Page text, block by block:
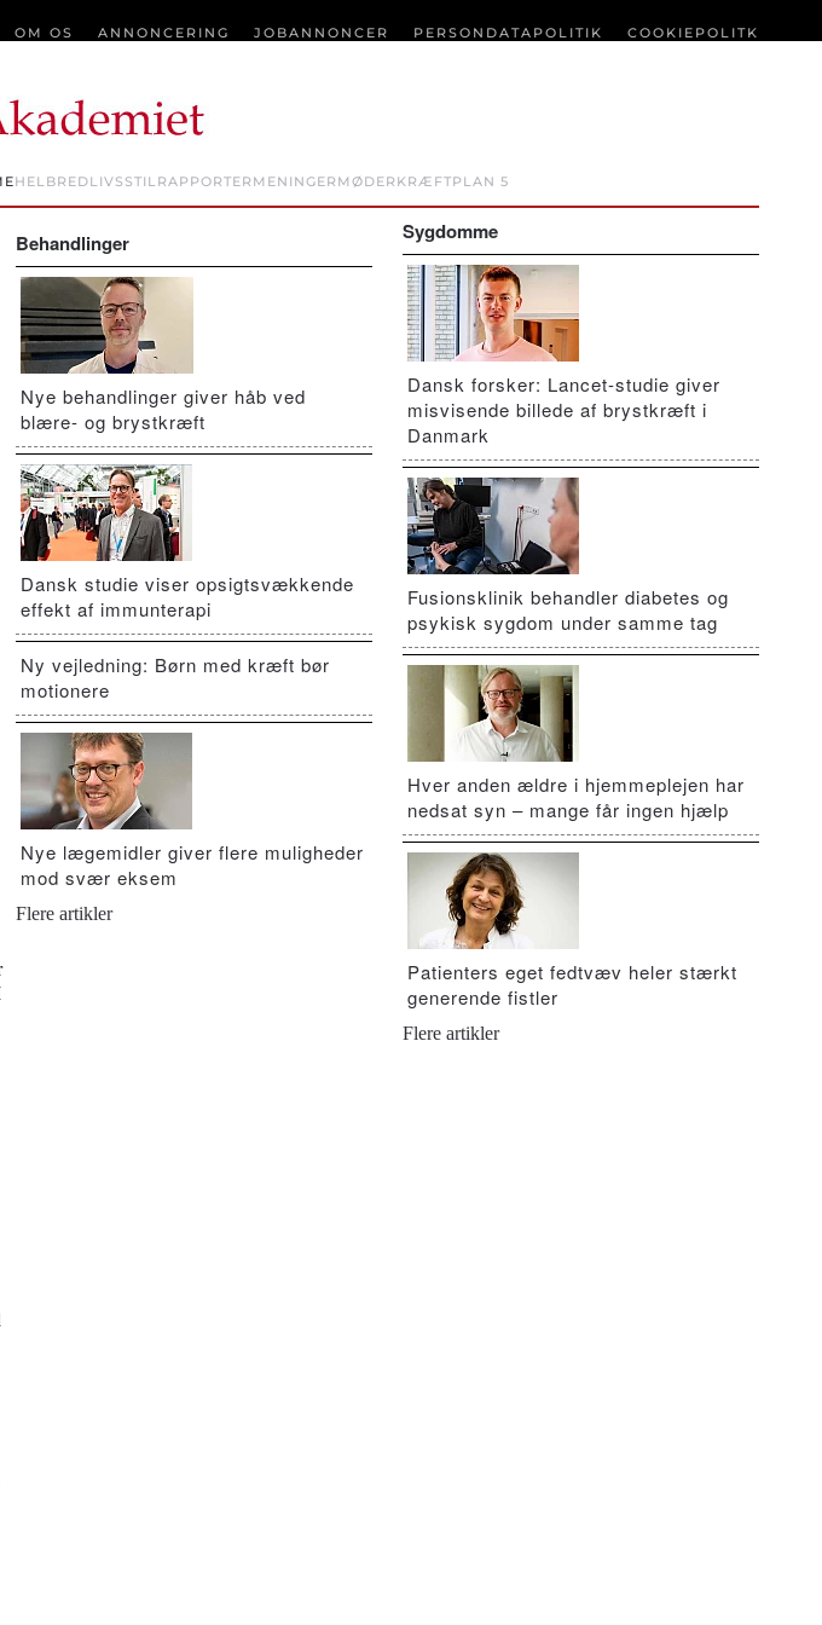
OM OS ANNONCERING JOBANNONCER PERSONDATAPOLITIK COOKIEPOLITK
HELBREDLIVSSTILRAPPORTER MENINGER MØDER KRÆFTPLAN 5
Behandlinger
Nye behandlinger giver håb ved
blære- og brystkræft
Dansk studie viser opsigtsvækkende
effekt af immunterapi
Ny vejledning: Børn med kræft bør
motionere
Nye lægemidler giver flere muligheder
mod svær eksem
Flere artikler
Sygdomme
Dansk forsker: Lancet-studie giver
misvisende billede af brystkræft i
Danmark
Fusionsklinik behandler diabetes og
psykisk sygdom under samme tag
Hver anden ældre i hjemmeplejen har
nedsat syn – mange får ingen hjælp
Patienters eget fedtvæv heler stærkt
generende fistler
Flere artikler